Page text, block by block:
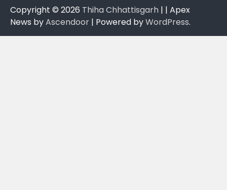
Copyright © 2026 Thiha Chhattisgarh | | Apex
News byAscendoor | Powered byWordPress.